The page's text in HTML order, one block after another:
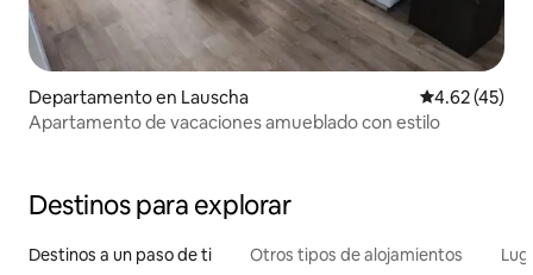
Departamento en Lauscha Calificación
4.62 (45)
Apartamento de vacaciones amueblado con estilo
Destinos para explorar
Destinos a un paso de ti Otros tipos de alojamientos